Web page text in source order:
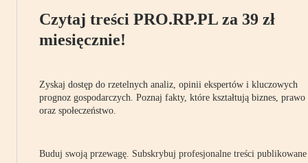
Czytaj treści PRO.RP.PL za 39 zł
miesięcznie!
Zyskaj dostęp do rzetelnych analiz, opinii ekspertów i kluczowych
prognoz gospodarczych. Poznaj fakty, które kształtują biznes, prawo
oraz społeczeństwo.
Buduj swoją przewagę. Subskrybuj profesjonalne treści publikowane